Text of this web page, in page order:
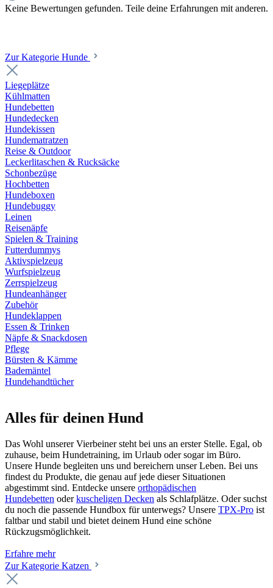
Keine Bewertungen gefunden. Teile deine Erfahrungen mit anderen.
Zur Kategorie Hunde
Liegeplätze
Kühlmatten
Hundebetten
Hundedecken
Hundekissen
Hundematratzen
Reise & Outdoor
Leckerlitaschen & Rucksäcke
Schonbezüge
Hochbetten
Hundeboxen
Hundebuggy
Leinen
Reisenäpfe
Spielen & Training
Futterdummys
Aktivspielzeug
Wurfspielzeug
Zerrspielzeug
Hundeanhänger
Zubehör
Hundeklappen
Essen & Trinken
Näpfe & Snackdosen
Pflege
Bürsten & Kämme
Bademäntel
Hundehandtücher
Alles für deinen Hund
Das Wohl unserer Vierbeiner steht bei uns an erster Stelle. Egal, ob
zuhause, beim Hundetraining, im Urlaub oder sogar im Büro.
Unsere Hunde begleiten uns und bereichern unser Leben. Bei uns
findest du Produkte, die genau auf jede dieser Situationen
abgestimmt sind. Entdecke unsere orthopädischen
Hundebetten oderkuscheligen Decken als Schlafplätze. Oder suchst
du noch die passende Hundbox für unterwegs? Unsere TPX-Pro ist
faltbar und stabil und bietet deinem Hund eine schöne
Rückzugsmöglichkeit.
Erfahre mehr
Zur Kategorie Katzen